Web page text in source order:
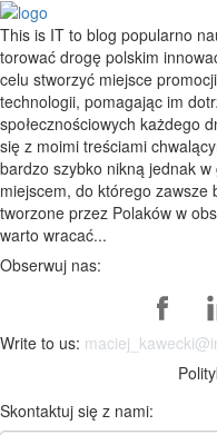
This is IT to blog popularno
torować drogę polskim
celu stworzyć miejsce
technologii, pomagając im
społecznościowych każdego
się z moimi treściami
bardzo szybko nikną jednak
miejscem, do którego
tworzone przez Polaków w
warto wracać...
Obserwuj nas:
Write to us:
Skontaktuj się z nami: